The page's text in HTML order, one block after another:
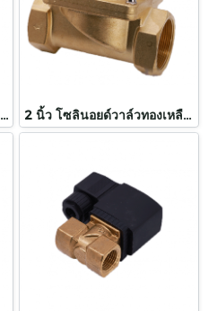
1 1/2 นิ้ว โซลินอยด์วาล์วทองเหลือง NC model 0927600 2 นิ้ว โซลินอยด์วาล์วทองเหลือง NC model 0927700